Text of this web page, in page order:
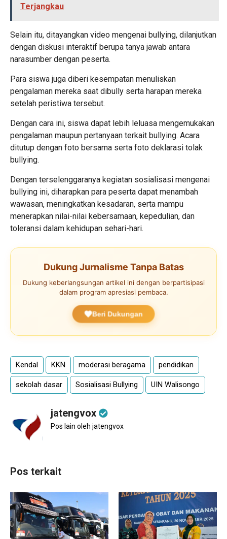
Terjangkau
Selain itu, ditayangkan video mengenai bullying, dilanjutkan
dengan diskusi interaktif berupa tanya jawab antara
narasumber dengan peserta.
Para siswa juga diberi kesempatan menuliskan
pengalaman mereka saat dibully serta harapan mereka
setelah peristiwa tersebut.
Dengan cara ini, siswa dapat lebih leluasa mengemukakan
pengalaman maupun pertanyaan terkait bullying. Acara
ditutup dengan foto bersama serta foto deklarasi tolak
bullying.
Dengan terselenggaranya kegiatan sosialisasi mengenai
bullying ini, diharapkan para peserta dapat menambah
wawasan, meningkatkan kesadaran, serta mampu
menerapkan nilai-nilai kebersamaan, kepedulian, dan
toleransi dalam kehidupan sehari-hari.
Dukung Jurnalisme Tanpa Batas
Dukung keberlangsungan artikel ini dengan berpartisipasi
dalam program apresiasi pembaca.
Beri Dukungan
Kendal KKN moderasi beragama pendidikan
sekolah dasar Sosialisasi Bullying UIN Walisongo
jatengvox
Pos lain oleh jatengvox
Pos terkait